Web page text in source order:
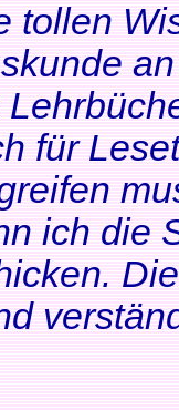
tollen
für
ich die